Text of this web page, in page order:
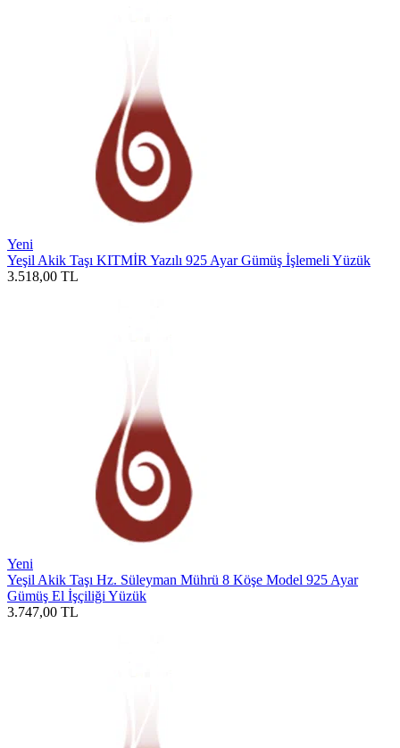
Yeni
Yeşil Akik Taşı KITMİR Yazılı 925 Ayar Gümüş İşlemeli Yüzük
3.518,00 TL
Yeni
Yeşil Akik Taşı Hz. Süleyman Mührü 8 Köşe Model 925 Ayar
Gümüş El İşçiliği Yüzük
3.747,00 TL